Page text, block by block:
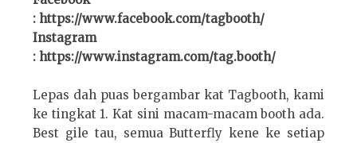
: https://www.facebook.com/tagbooth/
Instagram
: https://www.instagram.com/tag.booth/
Lepas dah puas bergambar kat Tagbooth, kami
ke tingkat 1. Kat sini macam-macam booth ada.
Best gile tau, semua Butterfly kene ke setiap